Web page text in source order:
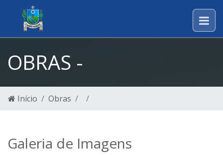
OBRAS -
Início Obras
Galeria de Imagens